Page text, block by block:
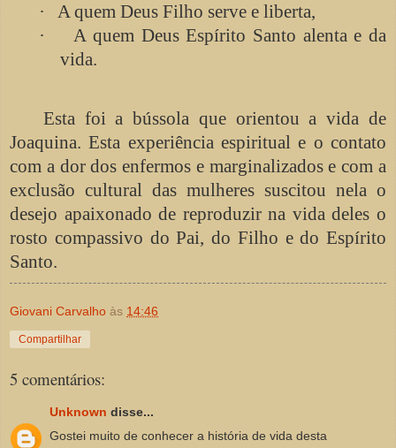
·
A quem Deus Filho serve e liberta,
·
A quem Deus Espírito Santo alenta e da
vida.
Esta foi a bússola que orientou a vida de
Joaquina. Esta experiência espiritual e o contato
com a dor dos enfermos e marginalizados e com a
exclusão cultural das mulheres suscitou nela o
desejo apaixonado de reproduzir na vida deles o
rosto compassivo do Pai, do Filho e do Espírito
Santo.
Giovani Carvalho às 14:46
Compartilhar
5 comentários:
Unknown disse...
Gostei muito de conhecer a história de vida desta